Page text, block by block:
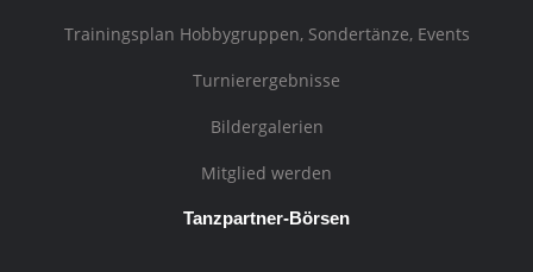
Trainingsplan Hobbygruppen, Sondertänze, Events
Turnierergebnisse
Bildergalerien
Mitglied werden
Tanzpartner-Börsen